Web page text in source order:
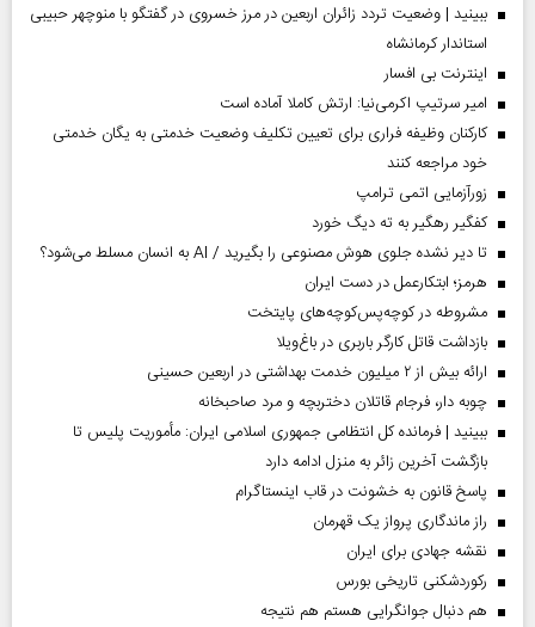
ببینید | وضعیت تردد زائران اربعین در مرز خسروی در گفتگو با منوچهر حبیبی
استاندار کرمانشاه
اینترنت بی افسار
امیر سرتیپ اکرمی‌نیا: ارتش کاملا آماده است
کارکنان وظیفه فراری برای تعیین تکلیف وضعیت خدمتی به یگان خدمتی
خود مراجعه کنند
زورآزمایی اتمی ترامپ
کفگیر رهگیر به ته دیگ خورد
تا دیر نشده جلوی هوش مصنوعی را بگیرید / AI به انسان مسلط می‌شود؟
هرمز؛ ابتکارعمل در دست ایران
مشروطه در کوچه‌پس‌کوچه‌های پایتخت
بازداشت قاتل کارگر باربری در باغ‌ویلا
ارائه بیش از ۲ میلیون خدمت بهداشتی در اربعین حسینی
چوبه دار، فرجام قاتلان دختربچه و مرد صاحبخانه
ببینید | فرمانده کل انتظامی جمهوری اسلامی ایران­: مأموریت پلیس تا
بازگشت آخرین زائر به منزل ادامه دارد
پاسخ قانون به خشونت در قاب اینستاگرام
راز ماندگاری پرواز یک قهرمان
نقشه جهادی برای ایران
رکوردشکنی تاریخی بورس
هم دنبال جوانگرایی هستم هم نتیجه